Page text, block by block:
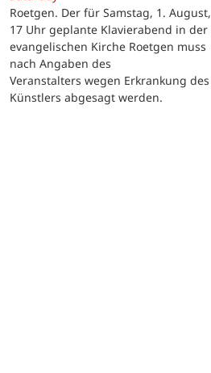
Roetgen. Der für Samstag, 1. August,
17 Uhr geplante Klavierabend in der
evangelischen Kirche Roetgen muss
nach Angaben des
Veranstalters wegen Erkrankung des
Künstlers abgesagt werden.